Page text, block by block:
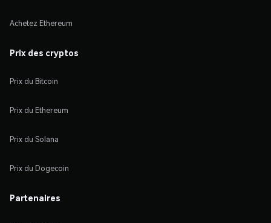
Achetez Ethereum
Prix des cryptos
Prix du Bitcoin
Prix du Ethereum
Prix du Solana
Prix du Dogecoin
Partenaires